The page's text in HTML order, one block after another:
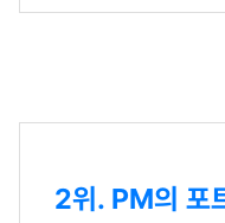
2위. PM의 포